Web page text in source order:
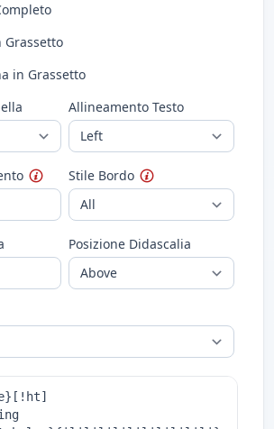
Grassetto
in Grassetto
Allineamento Testo
Stile Bordo
Posizione Didascalia